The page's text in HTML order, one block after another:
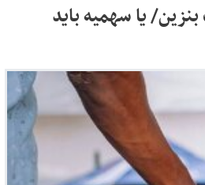
یا سهمیه باید